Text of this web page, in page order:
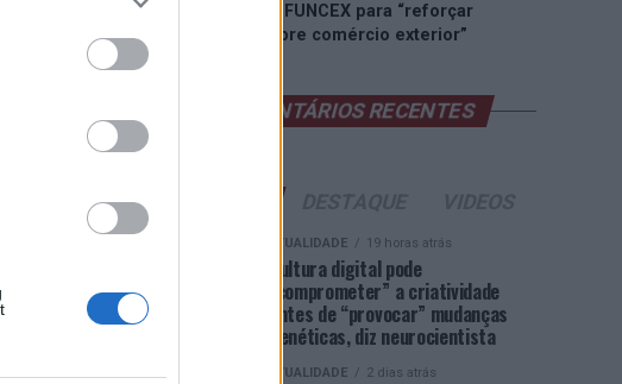
parceria com a FUNCEX para “reforçar
inteligência sobre comércio exterior”
COMENTÁRIOS RECENTES
ATUALIDADE 19 horas atrás
Cultura digital pode
“comprometer” a criatividade
antes de “provocar” mudanças
genéticas, diz neurocientista
ATUALIDADE 2 dias atrás